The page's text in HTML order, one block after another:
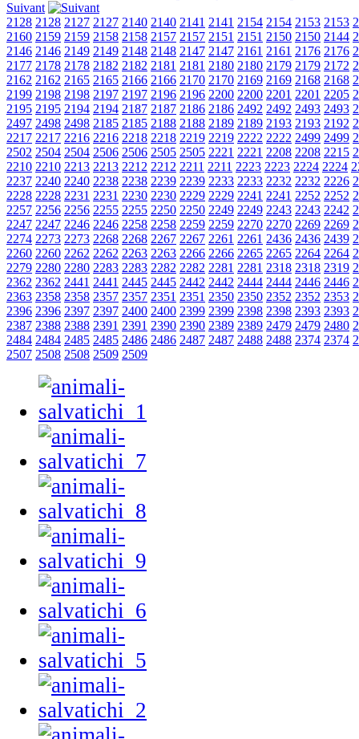
Suivant
2128 2128 2127 2127 2140 2140 2141 2141 2154 2154 2153 2153
2160 2159 2159 2158 2158 2157 2157 2151 2151 2150 2150 2144
2146 2146 2149 2149 2148 2148 2147 2147 2161 2161 2176 2176
2177 2178 2178 2182 2182 2181 2181 2180 2180 2179 2179 2172
2162 2162 2165 2165 2166 2166 2170 2170 2169 2169 2168 2168
2199 2198 2198 2197 2197 2196 2196 2200 2200 2201 2201 2205
2195 2195 2194 2194 2187 2187 2186 2186 2492 2492 2493 2493
2497 2498 2498 2185 2185 2188 2188 2189 2189 2193 2193 2192
2217 2217 2216 2216 2218 2218 2219 2219 2222 2222 2499 2499
2502 2504 2504 2506 2506 2505 2505 2221 2221 2208 2208 2215
2210 2210 2213 2213 2212 2212 2211 2211 2223 2223 2224 2224
2237 2240 2240 2238 2238 2239 2239 2233 2233 2232 2232 2226
2228 2228 2231 2231 2230 2230 2229 2229 2241 2241 2252 2252
2257 2256 2256 2255 2255 2250 2250 2249 2249 2243 2243 2242
2247 2247 2246 2246 2258 2258 2259 2259 2270 2270 2269 2269
2274 2273 2273 2268 2268 2267 2267 2261 2261 2436 2436 2439
2260 2260 2262 2262 2263 2263 2266 2266 2265 2265 2264 2264
2279 2280 2280 2283 2283 2282 2282 2281 2281 2318 2318 2319
2362 2362 2441 2441 2445 2445 2442 2442 2444 2444 2446 2446
2363 2358 2358 2357 2357 2351 2351 2350 2350 2352 2352 2353
2396 2396 2397 2397 2400 2400 2399 2399 2398 2398 2393 2393
2387 2388 2388 2391 2391 2390 2390 2389 2389 2479 2479 2480
2484 2484 2485 2485 2486 2486 2487 2487 2488 2488 2374 2374
2507 2508 2508 2509 2509